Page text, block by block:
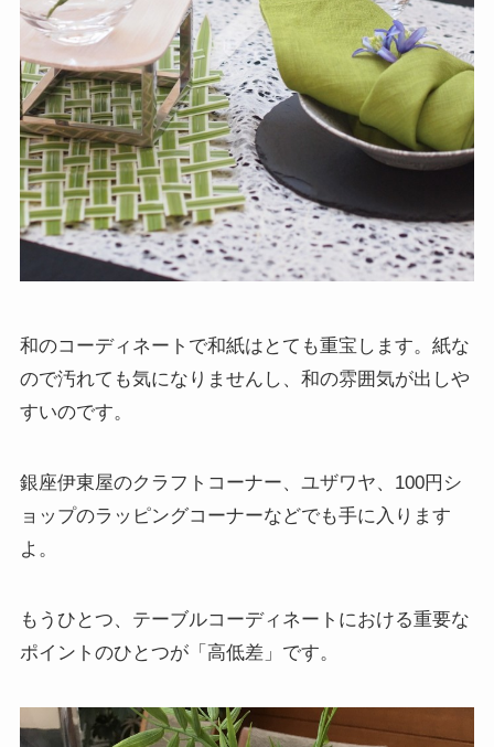
和のコーディネートで和紙はとても重宝します。紙な
ので汚れても気になりませんし、和の雰囲気が出しや
すいのです。
銀座伊東屋のクラフトコーナー、ユザワヤ、100円シ
ョップのラッピングコーナーなどでも手に入ります
よ。
もうひとつ、テーブルコーディネートにおける重要な
ポイントのひとつが「高低差」です。